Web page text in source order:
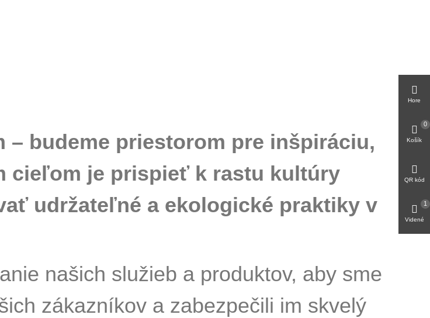
– budeme priestorom pre inšpiráciu,
cieľom je prispieť k rastu kultúry
udržateľné a ekologické praktiky v
našich služieb a produktov, aby sme
zákazníkov a zabezpečili im skvelý
Hore
Košík
0
QR kód
Videné
1